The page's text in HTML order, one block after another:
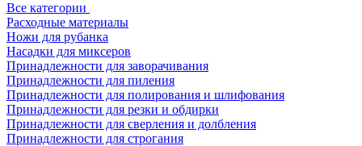
Все категории
Расходные материалы
Ножи для рубанка
Насадки для миксеров
Принадлежности для заворачивания
Принадлежности для пиления
Принадлежности для полирования и шлифования
Принадлежности для резки и обдирки
Принадлежности для сверления и долбления
Принадлежности для строгания